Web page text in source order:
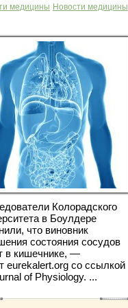
медицины Новости медицины
Колорадского
в Боулдере
что виновник
состояния сосудов
в кишечнике, —
eurekalert.org со ссылкой
of Physiology. ...